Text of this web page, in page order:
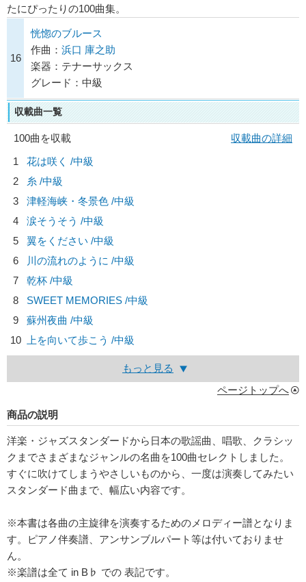
たにぴったりの100曲集。
16
恍惚のブルース
作曲： 浜口 庫之助
楽器：テナーサックス
グレード：中級
収載曲一覧
100曲を収載
収載曲の詳細
1
花は咲く /中級
2
糸 /中級
3
津軽海峡・冬景色 /中級
4
涙そうそう /中級
5
翼をください /中級
6
川の流れのように /中級
7
乾杯 /中級
8
SWEET MEMORIES /中級
9
蘇州夜曲 /中級
10
上を向いて歩こう /中級
もっと見る
ページトップへ
商品の説明
洋楽・ジャズスタンダードから日本の歌謡曲、唱歌、クラシッ
クまでさまざまなジャンルの名曲を100曲セレクトしました。
すぐに吹けてしまうやさしいものから、一度は演奏してみたい
スタンダード曲まで、幅広い内容です。
※本書は各曲の主旋律を演奏するためのメロディー譜となりま
す。ピアノ伴奏譜、アンサンブルパート等は付いておりませ
ん。
※楽譜は全て in B♭ での 表記です。